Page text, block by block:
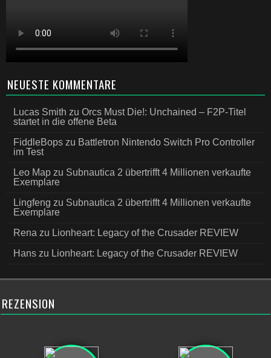
NEUESTE KOMMENTARE
Lucas Smith zu Orcs Must Die!: Unchained – F2P-Titel
startet in die offene Beta
FiddleBops zu Battletron Nintendo Switch Pro Controller
im Test
Leo Map zu Subnautica 2 übertrifft 4 Millionen verkaufte
Exemplare
Lingfeng zu Subnautica 2 übertrifft 4 Millionen verkaufte
Exemplare
Rena zu Lionheart: Legacy of the Crusader REVIEW
Hans zu Lionheart: Legacy of the Crusader REVIEW
REZENSION